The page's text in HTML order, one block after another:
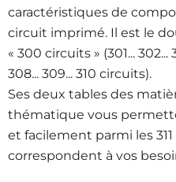
caractéristiques de
circuit imprimé. Il est le
« 300 circuits » (301... 302...
308... 309... 310 circuits).
Ses deux tables des
thématique vous
et facilement parmi les
correspondent à vos